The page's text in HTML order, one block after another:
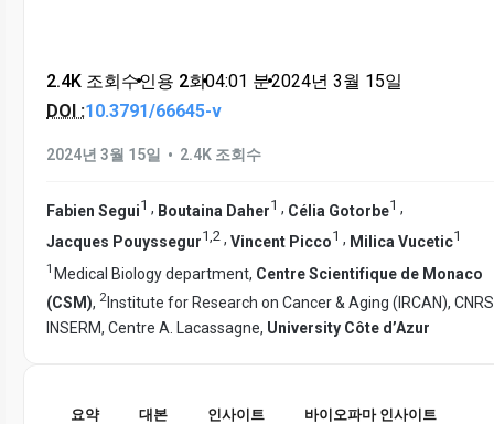
2.4K 조회수•인용 2회•04:01 분•2024년 3월 15일
DOI :10.3791/66645-v
2024년 3월 15일 • 2.4K 조회수
Fabien Segui1 , Boutaina Daher1 , Célia Gotorbe1 ,
Jacques Pouyssegur1 2 , Vincent Picco1 , Milica Vucetic1
1 Medical Biology department, Centre Scientifique de Monaco
(CSM), 2 Institute for Research on Cancer & Aging (IRCAN),
INSERM, Centre A. Lacassagne, University Côte d’Azur
요약 대본 인사이트 바이오파마 인사이트